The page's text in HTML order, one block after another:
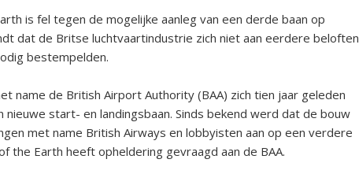
is fel tegen de mogelijke aanleg van een derde baan op
dat de Britse luchtvaartindustrie zich niet aan eerdere beloften
bestempelden.
name de British Airport Authority (BAA) zich tien jaar geleden
start- en landingsbaan. Sinds bekend werd dat de bouw
met name British Airways en lobbyisten aan op een verdere
the Earth heeft opheldering gevraagd aan de BAA.